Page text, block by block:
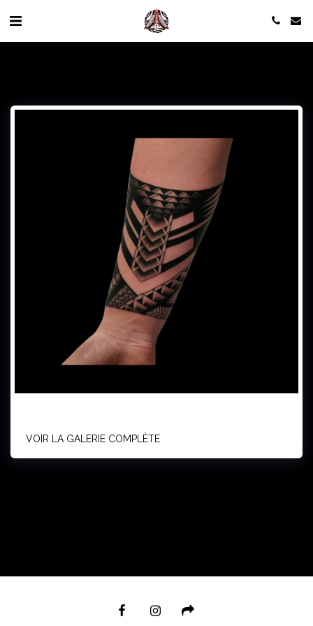
VOIR LA GALERIE COMPLÈTE